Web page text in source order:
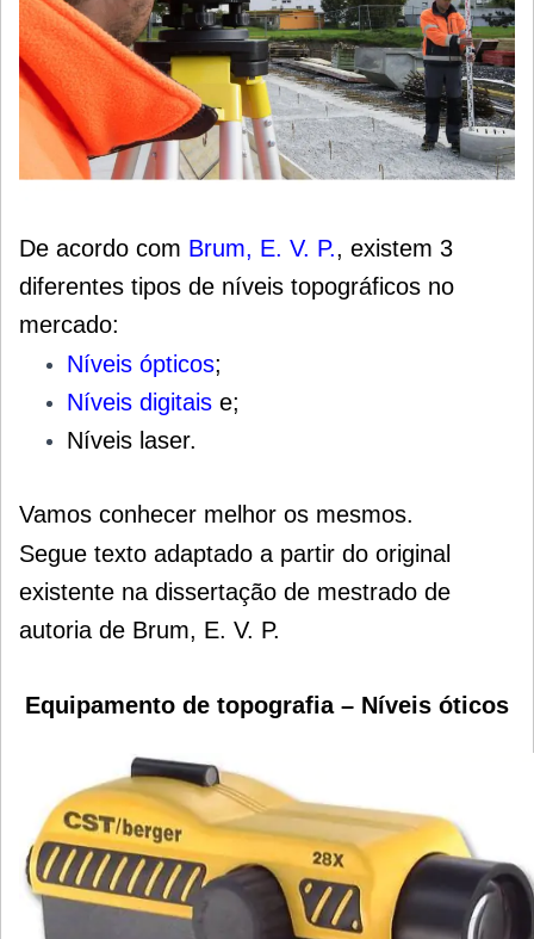
De acordo com Brum, E. V. P., existem 3
diferentes tipos de níveis topográficos no
mercado:
Níveis ópticos;
Níveis digitais e;
Níveis laser.
Vamos conhecer melhor os mesmos.
Segue texto adaptado a partir do original
existente na dissertação de mestrado de
autoria de Brum, E. V. P.
Equipamento de topografia – Níveis óticos